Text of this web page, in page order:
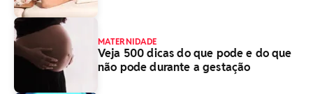
MATERNIDADE
Veja 500 dicas do que pode e do que
não pode durante a gestação